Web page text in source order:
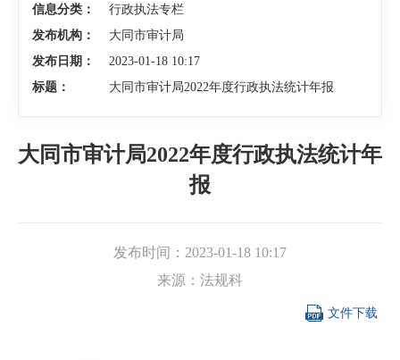
信息分类：
行政执法专栏
发布机构：
大同市审计局
发布日期：
2023-01-18 10:17
标题：
大同市审计局2022年度行政执法统计年报
大同市审计局2022年度行政执法统计年
报
发布时间： 2023-01-18 10:17
来源： 法规科
 文件下载